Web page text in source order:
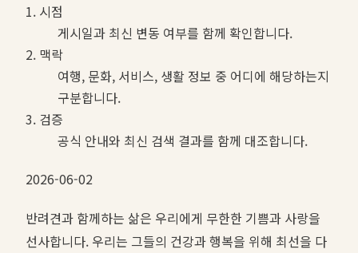
1. 시점
게시일과 최신 변동 여부를 함께 확인합니다.
2. 맥락
여행, 문화, 서비스, 생활 정보 중 어디에 해당하는지
구분합니다.
3. 검증
공식 안내와 최신 검색 결과를 함께 대조합니다.
2026-06-02
반려견과 함께하는 삶은 우리에게 무한한 기쁨과 사랑을
선사합니다. 우리는 그들의 건강과 행복을 위해 최선을 다